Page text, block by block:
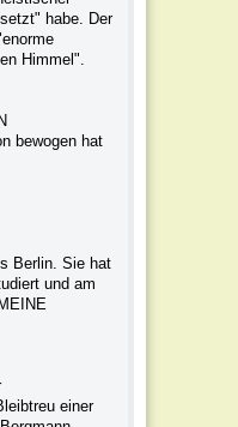
habe. Der
Himmel".
bewogen hat
Berlin. Sie hat
und am
einer